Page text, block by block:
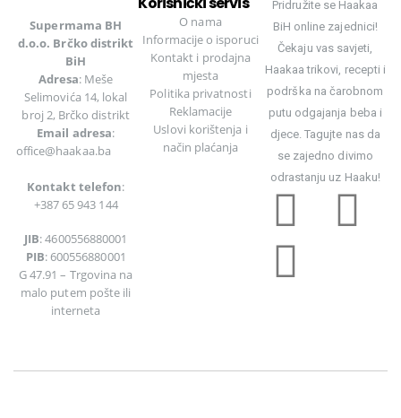
Supermama BH
d.o.o. Brčko distrikt
BiH
Adresa: Meše
Selimovića 14, lokal
broj 2, Brčko distrikt
Email adresa:
office@haakaa.ba
Kontakt telefon:
+387 65 943 144
JIB: 4600556880001
PIB: 600556880001
G 47.91 – Trgovina na
malo putem pošte ili
interneta
O nama
Informacije o isporuci
Kontakt i prodajna
mjesta
Politika privatnosti
Reklamacije
Uslovi korištenja i
način plaćanja
Pridružite se Haakaa
BiH online zajednici!
Čekaju vas savjeti,
Haakaa trikovi, recepti i
podrška na čarobnom
putu odgajanja beba i
djece. Tagujte nas da
se zajedno divimo
odrastanju uz Haaku!